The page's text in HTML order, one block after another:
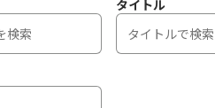
タイトル